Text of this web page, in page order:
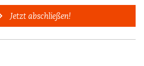
Jetzt abschließen!